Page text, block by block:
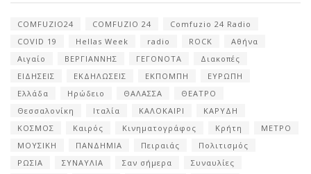
COMFUZIO24 COMFUZIO 24
Comfuzio 24 Radio
COVID 19
Hellas Week radio ROCK
Αθήνα
Αιγαίο
ΒΕΡΓΙΑΝΝΗΣ ΓΕΓΟΝΟΤΑ
Διακοπές
ΕΙΔΗΣΕΙΣ
ΕΚΔΗΛΩΣΕΙΣ ΕΚΠΟΜΠΗ
ΕΥΡΩΠΗ
Ελλάδα
Ηρώδειο ΘΑΛΑΣΣΑ
ΘΕΑΤΡΟ
Θεσσαλονίκη
Ιταλία ΚΑΛΟΚΑΙΡΙ
ΚΑΡΥΔΗ
ΚΟΣΜΟΣ
Καιρός Κινηματογράφος Κρήτη
ΜΕΤΡΟ
ΜΟΥΣΙΚΗ
ΠΑΝΔΗΜΙΑ Πειραιάς
Πολιτισμός
ΡΩΣΙΑ
ΣΥΝΑΥΛΙΑ Σαν σήμερα
Συναυλίες